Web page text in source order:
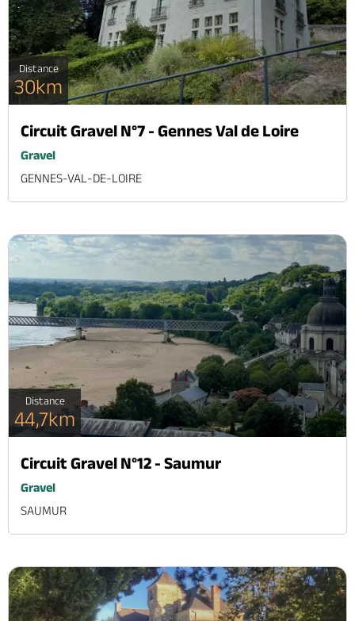
Distance
30km
Circuit Gravel N°7 - Gennes Val de Loire
Gravel
GENNES-VAL-DE-LOIRE
Distance
44,7km
Circuit Gravel N°12 - Saumur
Gravel
SAUMUR